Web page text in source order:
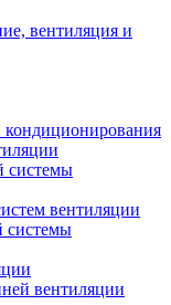
вентиляция и
системы
вентиляции
вентиляции